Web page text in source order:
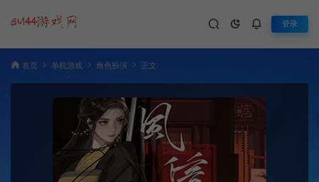
登录
首页 单机游戏 角色扮演 正文